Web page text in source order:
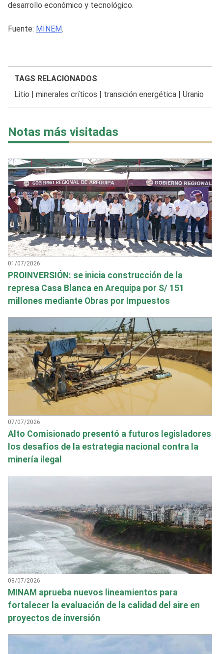
desarrollo económico y tecnológico.
Fuente: MINEM.
TAGS RELACIONADOS
Litio
minerales críticos transición energética| Uranio
Notas más visitadas
01/07/2026
PROINVERSIÓN: se inicia construcción de la
represa Casa Blanca en Arequipa por S/ 151
millones mediante Obras por Impuestos
07/07/2026
Alto Comisionado presentó a futuros legisladores
los desafíos de la estrategia nacional contra la
minería ilegal
08/07/2026
MINAM aprueba nuevos lineamientos para
fortalecer la evaluación de la calidad del aire en
proyectos de inversión